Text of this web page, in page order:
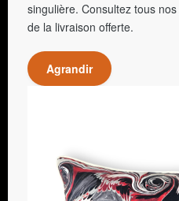
singulière. Consultez tous nos
de la livraison offerte.
Agrandir